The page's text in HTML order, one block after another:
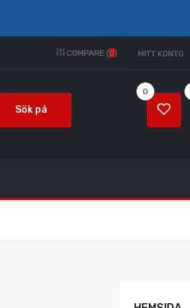
MITT KONTO
COMPARE (0)
Sök på
0